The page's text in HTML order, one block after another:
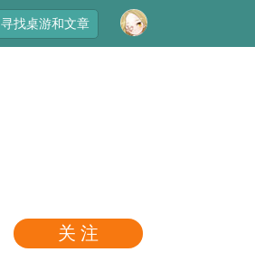
寻找桌游和文章
关 注